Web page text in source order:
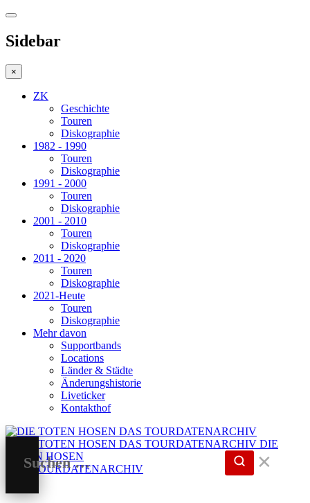
Sidebar
×
ZK
Geschichte
Touren
Diskographie
1982 - 1990
Touren
Diskographie
1991 - 2000
Touren
Diskographie
2001 - 2010
Touren
Diskographie
2011 - 2020
Touren
Diskographie
2021-Heute
Touren
Diskographie
Mehr davon
Supportbands
Locations
Länder & Städte
Änderungshistorie
Liveticker
Kontakthof
DIE
TOTEN HOSEN
DAS TOURDATENARCHIV
✕